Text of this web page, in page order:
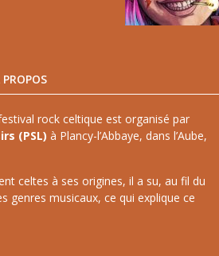
PROPOS
rock celtique est organisé par
(PSL) à Plancy-l’Abbaye, dans l’Aube,
celtes à ses origines, il a su, au fil du
genres musicaux, ce qui explique ce